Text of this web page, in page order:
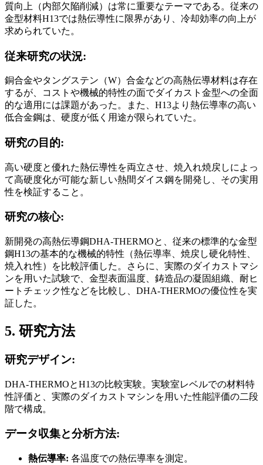
質向上（内部欠陥削減）は常に重要なテーマである。従来の
金型材料H13では熱伝導性に限界があり、冷却効率の向上が
求められていた。
従来研究の状況:
銅合金やタングステン（W）合金などの高熱伝導材料は存在
するが、コストや機械的特性の面でダイカスト金型への全面
的な適用には課題があった。また、H13より熱伝導率の高い
低合金鋼は、硬度が低く用途が限られていた。
研究の目的:
高い硬度と優れた熱伝導性を両立させ、焼入れ焼戻しによっ
て高硬度化が可能な新しい熱間ダイス鋼を開発し、その実用
性を検証すること。
研究の核心:
新開発の高熱伝導鋼DHA-THERMOと、従来の標準的な金型
鋼H13の基本的な機械的特性（熱伝導率、焼戻し硬化特性、
焼入れ性）を比較評価した。さらに、実際のダイカストマシ
ンを用いた試験で、金型表面温度、鋳造品の凝固組織、耐ヒ
ートチェック性などを比較し、DHA-THERMOの優位性を実
証した。
5. 研究方法
研究デザイン:
DHA-THERMOとH13の比較実験。実験室レベルでの材料特
性評価と、実際のダイカストマシンを用いた性能評価の二段
階で構成。
データ収集と分析方法:
熱伝導率: 各温度での熱伝導率を測定。